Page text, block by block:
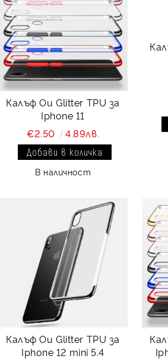
Калъф Ou Glitter TPU за
Iphone 11
€2.50
4.89лв.
В наличност
Калъф Ou Glitter TPU за
Iphone 12 mini 5.4